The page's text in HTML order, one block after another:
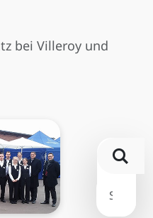
bei Villeroy und